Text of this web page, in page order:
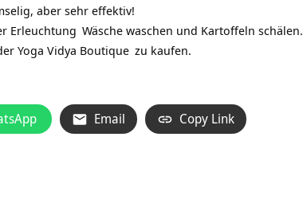
aber sehr effektiv!
Erleuchtung Wäsche waschen und Kartoffeln schälen.
Yoga Vidya Boutique zu kaufen.
Email Copy Link